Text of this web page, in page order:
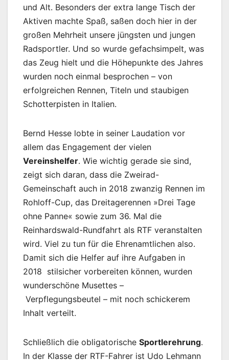
und Alt. Besonders der extra lange Tisch der
Aktiven machte Spaß, saßen doch hier in der
großen Mehrheit unsere jüngsten und jungen
Radsportler. Und so wurde gefachsimpelt, was
das Zeug hielt und die Höhepunkte des Jahres
wurden noch einmal besprochen – von
erfolgreichen Rennen, Titeln und staubigen
Schotterpisten in Italien.
Bernd Hesse lobte in seiner Laudation vor
allem das Engagement der vielen
Vereinshelfer. Wie wichtig gerade sie sind,
zeigt sich daran, dass die Zweirad-
Gemeinschaft auch in 2018 zwanzig Rennen im
Rohloff-Cup, das Dreitagerennen »Drei Tage
ohne Panne« sowie zum 36. Mal die
Reinhardswald-Rundfahrt als RTF veranstalten
wird. Viel zu tun für die Ehrenamtlichen also.
Damit sich die Helfer auf ihre Aufgaben in
2018 stilsicher vorbereiten können, wurden
wunderschöne Musettes –
Verpflegungsbeutel – mit noch schickerem
Inhalt verteilt.
Schließlich die obligatorische Sportlerehrung.
In der Klasse der RTF-Fahrer ist Udo Lehmann